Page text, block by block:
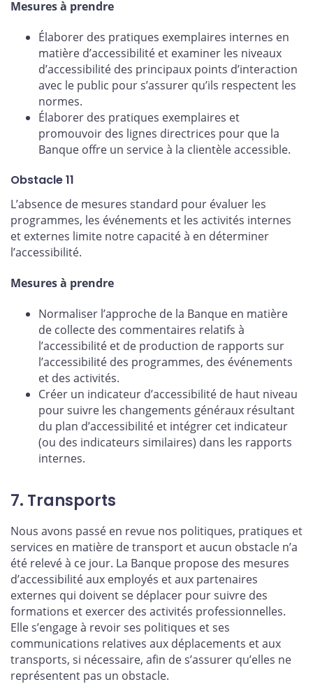
Mesures à prendre
Élaborer des pratiques exemplaires internes en
matière d’accessibilité et examiner les niveaux
d’accessibilité des principaux points d’interaction
avec le public pour s’assurer qu’ils respectent les
normes.
Élaborer des pratiques exemplaires et
promouvoir des lignes directrices pour que la
Banque offre un service à la clientèle accessible.
Obstacle 11
L’absence de mesures standard pour évaluer les
programmes, les événements et les activités internes
et externes limite notre capacité à en déterminer
l’accessibilité.
Mesures à prendre
Normaliser l’approche de la Banque en matière
de collecte des commentaires relatifs à
l’accessibilité et de production de rapports sur
l’accessibilité des programmes, des événements
et des activités.
Créer un indicateur d’accessibilité de haut niveau
pour suivre les changements généraux résultant
du plan d’accessibilité et intégrer cet indicateur
(ou des indicateurs similaires) dans les rapports
internes.
7. Transports
Nous avons passé en revue nos politiques, pratiques et
services en matière de transport et aucun obstacle n’a
été relevé à ce jour. La Banque propose des mesures
d’accessibilité aux employés et aux partenaires
externes qui doivent se déplacer pour suivre des
formations et exercer des activités professionnelles.
Elle s’engage à revoir ses politiques et ses
communications relatives aux déplacements et aux
transports, si nécessaire, afin de s’assurer qu’elles ne
représentent pas un obstacle.